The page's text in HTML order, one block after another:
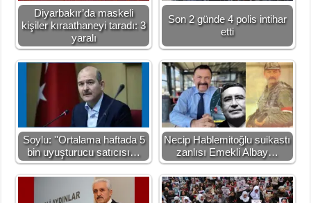
Diyarbakır’da maskeli
kişiler kıraathaneyi taradı: 3
yaralı
Son 2 günde 4 polis intihar
etti
Soylu: ''Ortalama haftada 5
bin uyuşturucu satıcısı…
Necip Hablemitoğlu suikastı
zanlısı Emekli Albay…